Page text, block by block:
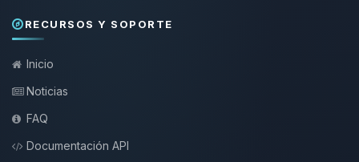
RECURSOS Y SOPORTE
Inicio
Noticias
FAQ
Documentación API